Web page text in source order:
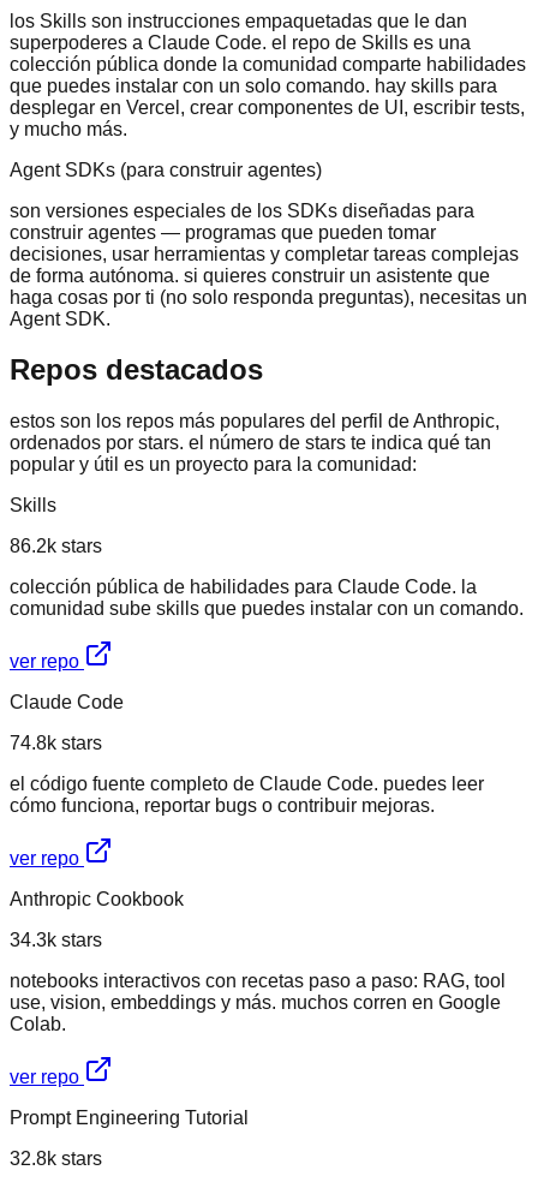
los Skills son instrucciones empaquetadas que le dan
superpoderes a Claude Code. el repo de Skills es una
colección pública donde la comunidad comparte habilidades
que puedes instalar con un solo comando. hay skills para
desplegar en Vercel, crear componentes de UI, escribir tests,
y mucho más.
Agent SDKs (para construir agentes)
son versiones especiales de los SDKs diseñadas para
construir agentes — programas que pueden tomar
decisiones, usar herramientas y completar tareas complejas
de forma autónoma. si quieres construir un asistente que
haga cosas por ti (no solo responda preguntas), necesitas un
Agent SDK.
Repos destacados
estos son los repos más populares del perfil de Anthropic,
ordenados por stars. el número de stars te indica qué tan
popular y útil es un proyecto para la comunidad:
Skills
86.2k stars
colección pública de habilidades para Claude Code. la
comunidad sube skills que puedes instalar con un comando.
ver repo
Claude Code
74.8k stars
el código fuente completo de Claude Code. puedes leer
cómo funciona, reportar bugs o contribuir mejoras.
ver repo
Anthropic Cookbook
34.3k stars
notebooks interactivos con recetas paso a paso: RAG, tool
use, vision, embeddings y más. muchos corren en Google
Colab.
ver repo
Prompt Engineering Tutorial
32.8k stars